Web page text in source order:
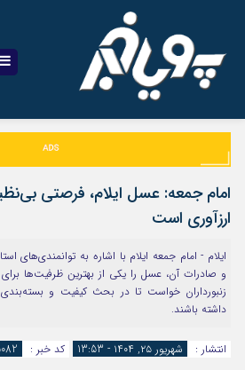
اینستاگرام
سروش
آپارات
نام کاربری یا نشانی ایمیل
رمز عبور
مرا به خاطر بسپار
امام جمعه: عسل ایلام، فرصتی
ارزآوری است
ایلام - امام جمعه ایلام با اشاره به توانمندی‌های
و صادرات آن، عسل را یکی از بهترین ظرفیت‌ها
زنبورداران خواست تا در بحث کیفیت و
داشته باشند.
انتشار : شهریور ۲۵, ۱۴۰۴ - 13:53 کد خبر :